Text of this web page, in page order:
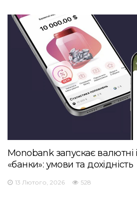
Monobank запускає валютні
«банки»: умови та дохідність
13 Лютого, 2026 528